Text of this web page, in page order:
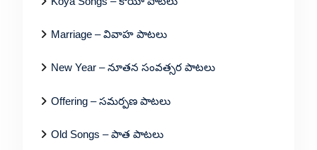
Marriage – వివాహ పాటలు
New Year – నూతన సంవత్సర పాటలు
Offering – సమర్పణ పాటలు
Old Songs – పాత పాటలు